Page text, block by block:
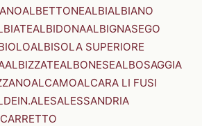
ALBETTONEALBIALBIANO
ALBIDONAALBIGNASEGO
ALBISOLA SUPERIORE
ALBIZZATEALBONESEALBOSAGGIA
ALCAMOALCARA LI FUSI
ALESALESSANDRIA